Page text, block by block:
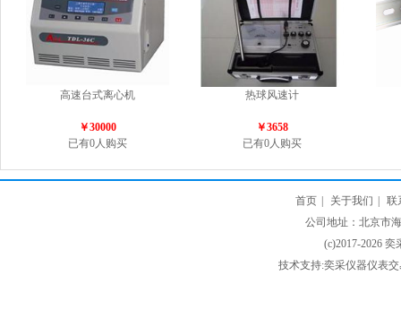
高速台式离心机
￥30000
已有0人购买
热球风速计
￥3658
已有0人购买
首页 关于我们
联
公司地址：北京市
(c)2017-2026
技术支持:奕采仪器仪表